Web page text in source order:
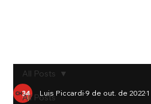
All Posts
All Posts
Luis Piccardi9 de out. de 2022